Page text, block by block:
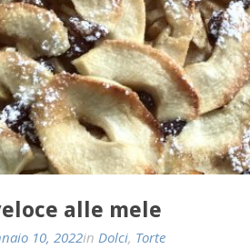
alle mele
10, 2022in Dolci, Torte